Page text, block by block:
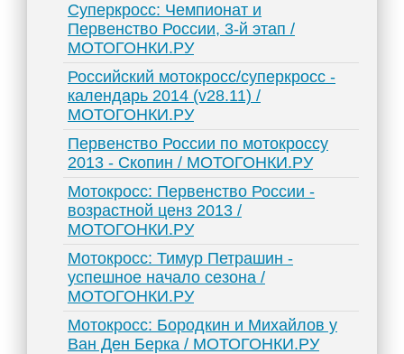
Суперкросс: Чемпионат и
Первенство России, 3-й этап /
МОТОГОНКИ.РУ
Российский мотокросс/суперкросс -
календарь 2014 (v28.11) /
МОТОГОНКИ.РУ
Первенство России по мотокроссу
2013 - Скопин / МОТОГОНКИ.РУ
Мотокросс: Первенство России -
возрастной ценз 2013 /
МОТОГОНКИ.РУ
Мотокросс: Тимур Петрашин -
успешное начало сезона /
МОТОГОНКИ.РУ
Мотокросс: Бородкин и Михайлов у
Ван Ден Берка / МОТОГОНКИ.РУ